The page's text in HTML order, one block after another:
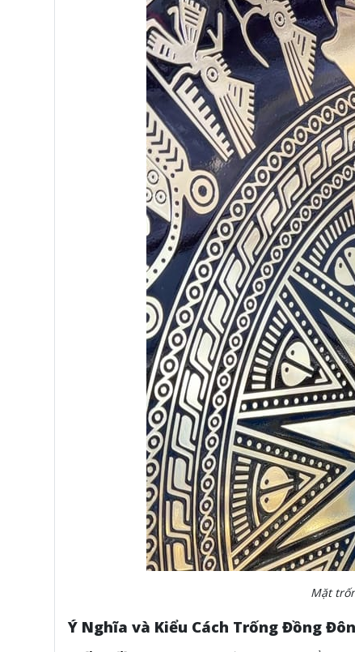
Mặt
Ý Nghĩa và Kiểu Cách Trống Đồng